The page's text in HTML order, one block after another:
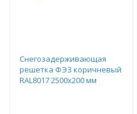
Снегозадерживающая
решетка ФЭЗ коричневый
RAL8017 2500х200 мм